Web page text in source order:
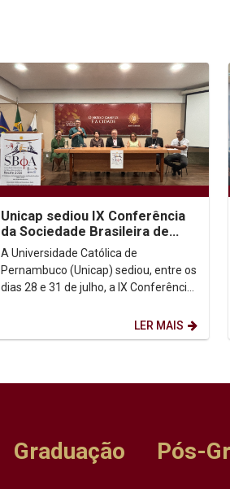
Unicap sediou IX Conferência
da Sociedade Brasileira de
Filosofia Analítica
A Universidade Católica de
Pernambuco (Unicap) sediou, entre os
dias 28 e 31 de julho, a IX Conferência
LER MAIS
Graduação Pós-